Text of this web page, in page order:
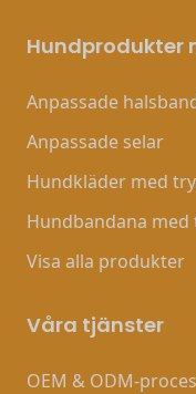
Hundprodukter
Anpassade
Anpassade selar
Hundkläder med
Hundbandana med
Visa alla produkter
Våra tjänster
OEM & ODM-